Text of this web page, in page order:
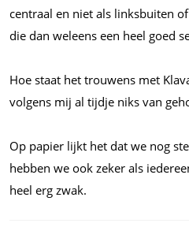
centraal en niet als linksbuiten
die dan weleens een heel goed
Hoe staat het trouwens met
volgens mij al tijdje niks van
Op papier lijkt het dat we nog
hebben we ook zeker als
heel erg zwak.